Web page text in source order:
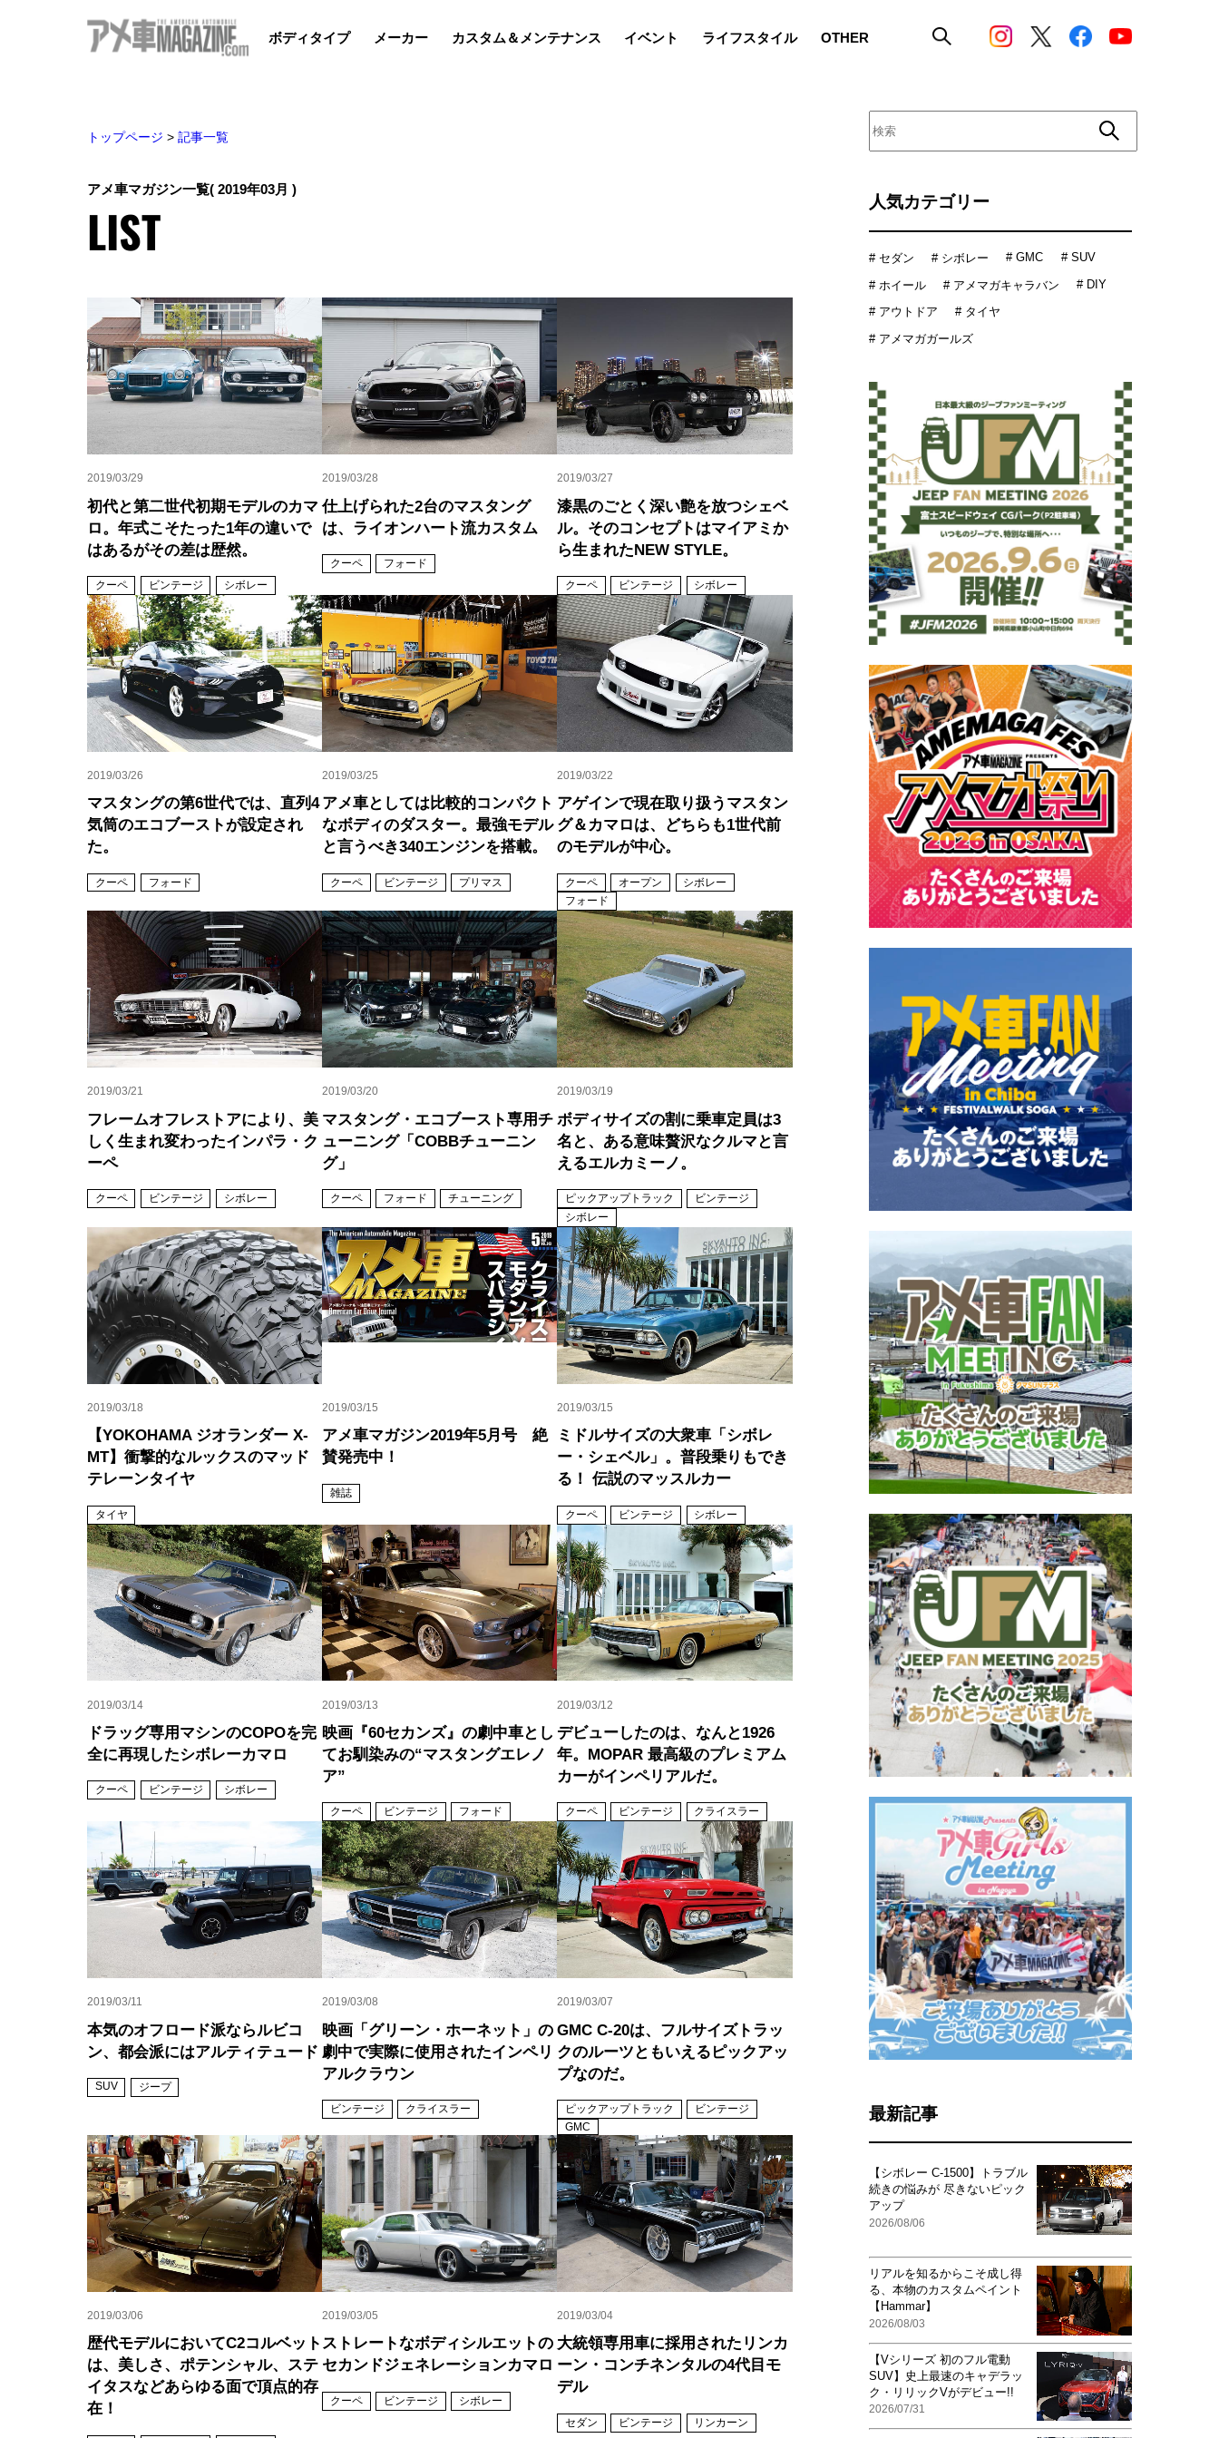
ボディタイプ メーカー カスタム＆メンテナンス イベント ライフスタイル OTHER
トップページ > 記事一覧
アメ車マガジン一覧( 2019年03月 )
LIST
2019/03/29
初代と第二世代初期モデルのカマ
ロ。年式こそたった1年の違いで
はあるがその差は歴然。
クーペ ビンテージ シボレー
2019/03/28
仕上げられた2台のマスタング
は、ライオンハート流カスタム
クーペ フォード
2019/03/27
漆黒のごとく深い艶を放つシェベ
ル。そのコンセプトはマイアミか
ら生まれたNEW STYLE。
クーペ ビンテージ シボレー
2019/03/26
マスタングの第6世代では、直列4
気筒のエコブーストが設定され
た。
クーペ フォード
2019/03/25
アメ車としては比較的コンパクト
なボディのダスター。最強モデル
と言うべき340エンジンを搭載。
クーペ ビンテージ プリマス
2019/03/22
アゲインで現在取り扱うマスタン
グ＆カマロは、どちらも1世代前
のモデルが中心。
クーペ オープン
シボレー
フォード
2019/03/21
フレームオフレストアにより、美
しく生まれ変わったインパラ・ク
ーペ
クーペ ビンテージ シボレー
2019/03/20
マスタング・エコブースト専用チ
ューニング「COBBチューニン
グ」
クーペ フォード チューニング
2019/03/19
ボディサイズの割に乗車定員は3
名と、ある意味贅沢なクルマと言
えるエルカミーノ。
ピックアップトラック
ビンテージ
シボレー
2019/03/18
【YOKOHAMA ジオランダー X-
MT】衝撃的なルックスのマッド
テレーンタイヤ
タイヤ
2019/03/15
アメ車マガジン2019年5月号 絶
賛発売中！
雑誌
2019/03/15
ミドルサイズの大衆車「シボレ
ー・シェベル」。普段乗りもでき
る！ 伝説のマッスルカー
クーペ ビンテージ シボレー
2019/03/14
ドラッグ専用マシンのCOPOを完
全に再現したシボレーカマロ
クーペ ビンテージ シボレー
2019/03/13
映画『60セカンズ』の劇中車とし
てお馴染みの“マスタングエレノ
ア”
クーペ ビンテージ フォード
2019/03/12
デビューしたのは、なんと1926
年。MOPAR 最高級のプレミアム
カーがインペリアルだ。
クーペ ビンテージ クライスラー
2019/03/11
本気のオフロード派ならルビコ
ン、都会派にはアルティテュード
SUV ジープ
2019/03/08
映画「グリーン・ホーネット」の
劇中で実際に使用されたインペリ
アルクラウン
ビンテージ クライスラー
2019/03/07
GMC C-20は、フルサイズトラッ
クのルーツともいえるピックアッ
プなのだ。
ピックアップトラック
ビンテージ
GMC
2019/03/06
歴代モデルにおいてC2コルベット
は、美しさ、ポテンシャル、ステ
イタスなどあらゆる面で頂点的存
在！
2019/03/05
ストレートなボディシルエットの
セカンドジェネレーションカマロ
クーペ ビンテージ シボレー
2019/03/04
大統領専用車に採用されたリンカ
ーン・コンチネンタルの4代目モ
デル
セダン ビンテージ リンカーン
人気カテゴリー
# セダン # シボレー # GMC # SUV
# ホイール # アメマガキャラバン # DIY
# アウトドア
# タイヤ
# アメマガガールズ
最新記事
【シボレー C-1500】トラブル
続きの悩みが 尽きないピック
アップ
2026/08/06
リアルを知るからこそ成し得
る、本物のカスタムペイント
【Hammar】
2026/08/03
【Vシリーズ 初のフル電動
SUV】史上最速のキャデラッ
ク・リリックVがデビュー!!
2026/07/31